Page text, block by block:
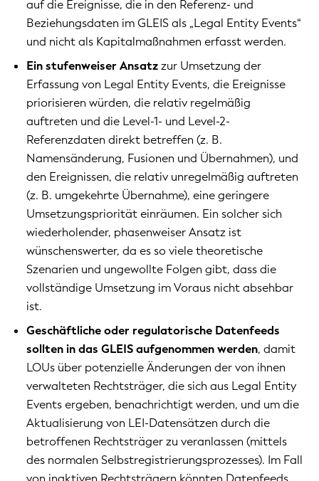
auf die Ereignisse, die in den Referenz- und
Beziehungsdaten im GLEIS als „Legal Entity Events“
und nicht als Kapitalmaßnahmen erfasst werden.
Ein stufenweiser Ansatzzur Umsetzung der
Erfassung von Legal Entity Events, die Ereignisse
priorisieren würden, die relativ regelmäßig
auftreten und die Level-1- und Level-2-
Referenzdaten direkt betreffen (z. B.
Namensänderung, Fusionen und Übernahmen), und
den Ereignissen, die relativ unregelmäßig auftreten
(z. B. umgekehrte Übernahme), eine geringere
Umsetzungspriorität einräumen. Ein solcher sich
wiederholender, phasenweiser Ansatz ist
wünschenswerter, da es so viele theoretische
Szenarien und ungewollte Folgen gibt, dass die
vollständige Umsetzung im Voraus nicht absehbar
ist.
Geschäftliche oder regulatorische Datenfeeds
sollten in das GLEIS aufgenommen werden, damit
LOUs über potenzielle Änderungen der von ihnen
verwalteten Rechtsträger, die sich aus Legal Entity
Events ergeben, benachrichtigt werden, und um die
Aktualisierung von LEI-Datensätzen durch die
betroffenen Rechtsträger zu veranlassen (mittels
des normalen Selbstregistrierungsprozesses). Im Fall